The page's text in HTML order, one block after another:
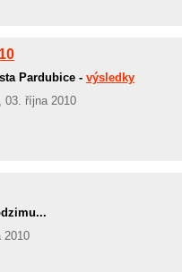
Pardubice - výsledky
03. října 2010
2010